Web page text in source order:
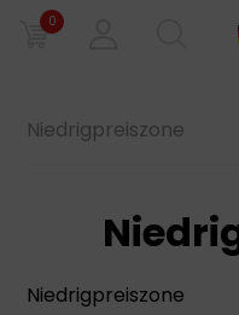
0
Niedrigpreiszone
Niedrigpreiszone